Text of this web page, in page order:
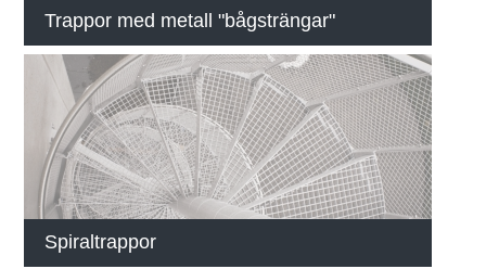
Trappor med metall "bågsträngar"
Spiraltrappor